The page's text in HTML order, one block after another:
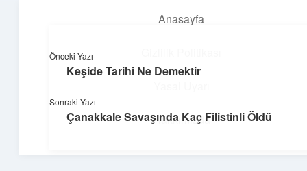
Anasayfa
Hakkımızda
Dijital Dünya Günlüğü
Önceki Yazı
Keşide Tarihi Ne Demektir
Sonraki Yazı
Çanakkale Savaşında Kaç Filistinli Öldü